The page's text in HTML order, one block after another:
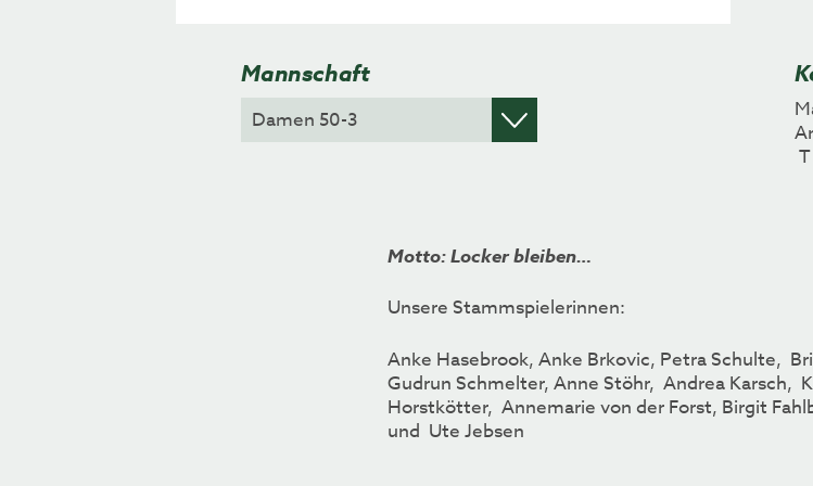
Mannschaft
Motto: Locker bleiben…
Unsere Stammspielerinnen:
Anke Hasebrook, Anke Brkovic, Petra Schulte,
Gudrun Schmelter, Anne Stöhr, Andrea Karsch,
Horstkötter, Annemarie von der Forst, Birgit
und Ute Jebsen